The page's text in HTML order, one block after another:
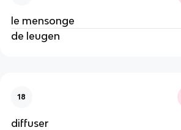
le mensonge
de leugen
18
diffuser